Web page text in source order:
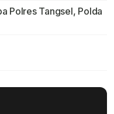
Polres Tangsel, Polda